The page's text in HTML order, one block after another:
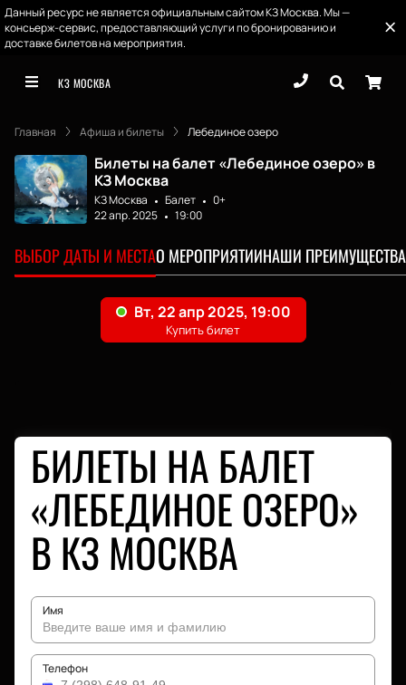
Данный ресурс не является официальным сайтом КЗ Москва. Мы —
консьерж-сервис, предоставляющий услуги по бронированию и
доставке билетов на мероприятия.
КЗ МОСКВА
Главная Афиша и билеты Лебединое озеро
Билеты на балет «Лебединое озеро» в
КЗ Москва
КЗ Москва Балет
0+
22 апр. 2025
19:00
ВЫБОР ДАТЫ И МЕСТАО МЕРОПРИЯТИИНАШИ ПРЕИМУЩЕСТВА
БИЛЕТЫ НА БАЛЕТ
«ЛЕБЕДИНОЕ ОЗЕРО»
В КЗ МОСКВА
Имя
Телефон